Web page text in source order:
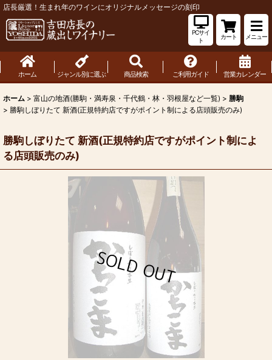
店長厳選！生まれ年のワインにオリジナルメッセージの刻印
PCサイ
ト
カート メニュー
ホーム ジャンル別に選ぶ 商品検索 ご利用ガイド 営業カレンダー
ホーム > 富山の地酒(勝駒・満寿泉・千代鶴・林・羽根屋など一覧) > 勝駒
> 勝駒しぼりたて 新酒(正規特約店ですがポイント制による店頭販売のみ)
勝駒しぼりたて 新酒(正規特約店ですがポイント制によ
る店頭販売のみ)